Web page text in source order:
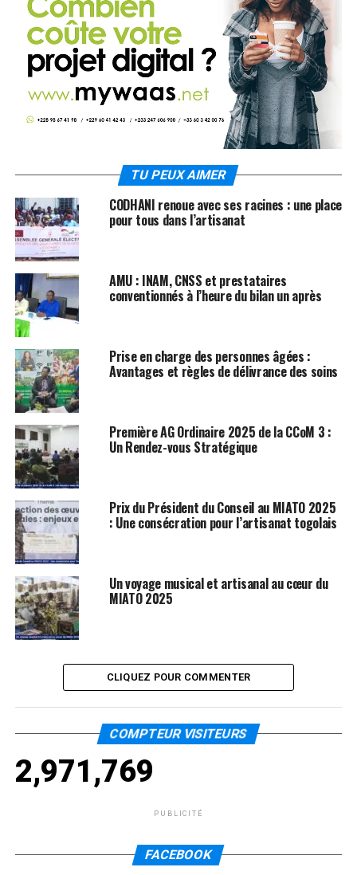
TU PEUX AIMER
CODHANI renoue avec ses racines : une place
pour tous dans l’artisanat
AMU : INAM, CNSS et prestataires
conventionnés à l’heure du bilan un après
Prise en charge des personnes âgées :
Avantages et règles de délivrance des soins
Première AG Ordinaire 2025 de la CCoM 3 :
Un Rendez-vous Stratégique
Prix du Président du Conseil au MIATO 2025
: Une consécration pour l’artisanat togolais
Un voyage musical et artisanal au cœur du
MIATO 2025
CLIQUEZ POUR COMMENTER
COMPTEUR VISITEURS
2,971,769
PUBLICITÉ
FACEBOOK